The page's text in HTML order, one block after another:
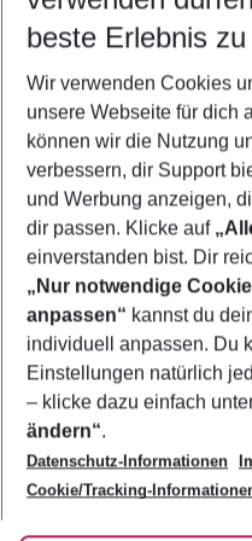
2 Erwachsene Keine
Mehr
Footer
Footer navigation
Über uns
AGB
Bestpreisgarantie
Cookie-Einstellungen
Cookie-Richtlinie
Agenturbetreuung
Barrierefreies Reisen
Folge uns
beste Erlebnis
Wir verwenden Cookies
unsere Webseite für dich
können wir die Nutzung
verbessern, dir Support
und Werbung anzeigen,
dir passen. Klicke auf
einverstanden bist. Dir
„Nur notwendige
anpassen“ kannst du
individuell anpassen. Du
Einstellungen natürlich
– klicke dazu einfach
ändern“.
Datenschutz-Informationen
Cookie/Tracking-